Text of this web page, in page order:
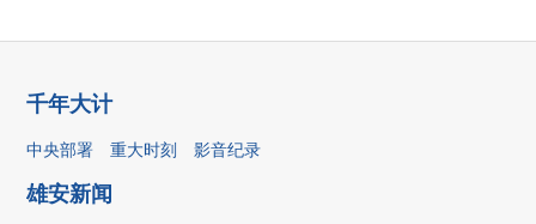
千年大计
中央部署 重大时刻 影音纪录
雄安新闻